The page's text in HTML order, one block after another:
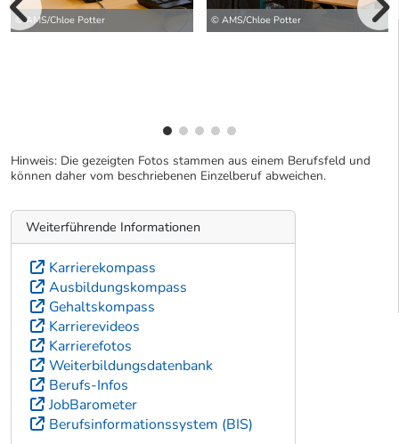
© AMS/Chloe Potter © AMS/Chloe Potter
Hinweis: Die gezeigten Fotos stammen aus einem Berufsfeld und
können daher vom beschriebenen Einzelberuf abweichen.
Weiterführende Informationen
Karrierekompass
Ausbildungskompass
Gehaltskompass
Karrierevideos
Karrierefotos
Weiterbildungsdatenbank
Berufs-Infos
JobBarometer
Berufsinformationssystem (BIS)